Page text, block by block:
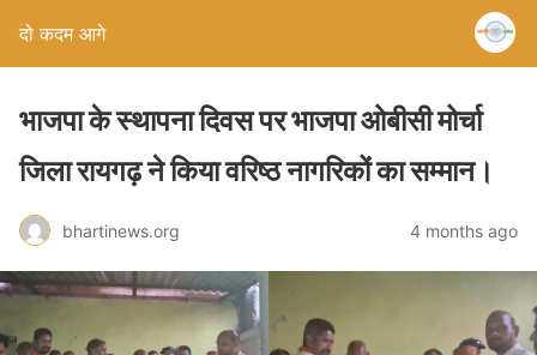
दो कदम आगे
भाजपा के स्थापना दिवस पर भाजपा ओबीसी मोर्चा
जिला रायगढ़ ने किया वरिष्ठ नागरिकों का सम्मान।
bhartinews.org 4 months ago